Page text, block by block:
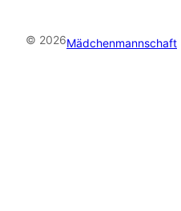
© 2026Mädchenmannschaft